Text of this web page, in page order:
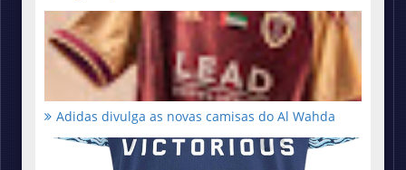
Adidas divulga as novas camisas do Al Wahda